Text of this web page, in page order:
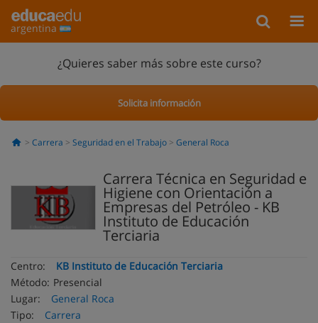
argentina
¿Quieres saber más sobre este curso?
Solicita información
Carrera Seguridad en el Trabajo General Roca
Carrera Técnica en Seguridad e
Higiene con Orientación a
Empresas del Petróleo - KB
Instituto de Educación
Terciaria
Centro:
KB Instituto de Educación Terciaria
Método: Presencial
Lugar:
General Roca
Tipo:
Carrera